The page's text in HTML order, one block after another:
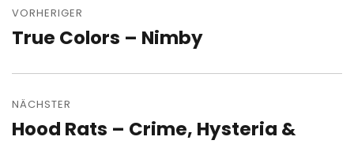
VORHERIGER
Vorheriger
True Colors – Nimby
NÄCHSTER
Nächster
Hood Rats – Crime, Hysteria &